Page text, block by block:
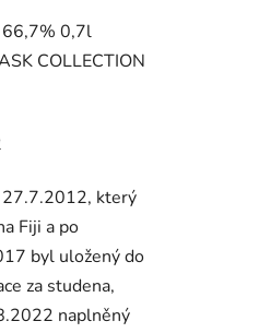
0,7l
COLLECTION
27.7.2012, který
Fiji a po
byl uložený do
za studena,
naplněný